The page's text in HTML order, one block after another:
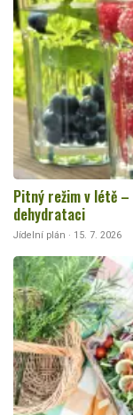
Pitný režim v létě
dehydrataci
Jídelní plán · 15. 7. 2026